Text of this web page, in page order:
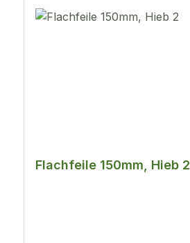
Flachfeile 150mm, Hieb 2